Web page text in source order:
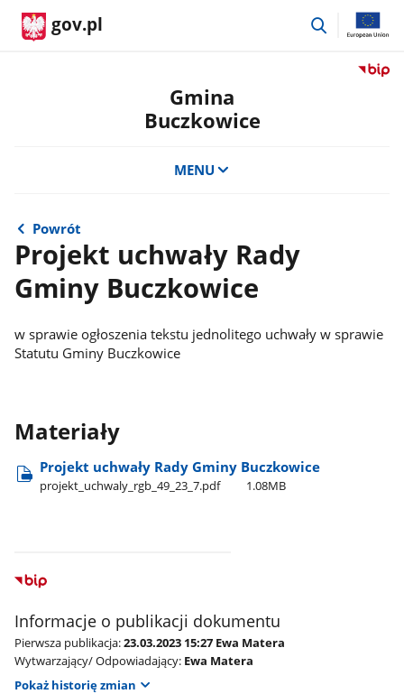
gov.pl
przejdź
Przejdź
Gmina
Buczkowice
MENU
Powrót
Projekt uchwały Rady
Gminy Buczkowice
w sprawie ogłoszenia tekstu jednolitego uchwały w sprawie
Statutu Gminy Buczkowice
Materiały
Projekt uchwały Rady Gminy Buczkowice
projekt​_uchwaly​_rgb​_49​_23​_7.pdf 1.08MB
Informacje o publikacji dokumentu
Pierwsza publikacja:23.03.2023 15:27 Ewa Matera
Wytwarzający/ Odpowiadający: Ewa Matera
Pokaż historię zmian